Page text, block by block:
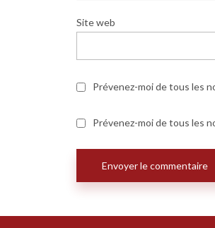
Site web
Prévenez-moi de tous les
Prévenez-moi de tous les